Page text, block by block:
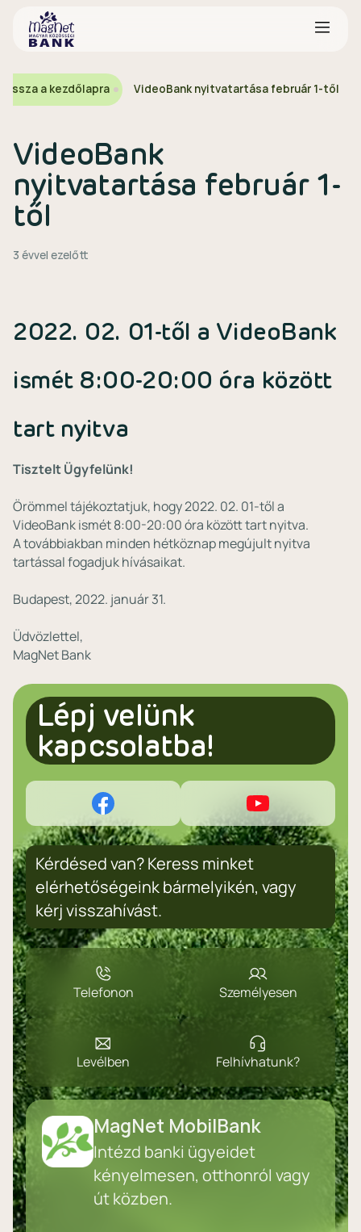
Vissza a kezdőlapra VideoBank nyitvatartása február 1-től
VideoBank
nyitvatartása február 1-
től
3 évvel ezelőtt
2022. 02. 01-től a VideoBank
ismét 8:00-20:00 óra között
tart nyitva
Tisztelt Ügyfelünk!
Örömmel tájékoztatjuk, hogy 2022. 02. 01-től a
VideoBank ismét 8:00-20:00 óra között tart nyitva.
A továbbiakban minden hétköznap megújult nyitva
tartással fogadjuk hívásaikat.
Budapest, 2022. január 31.
Üdvözlettel,
MagNet Bank
Lépj velünk
kapcsolatba!
Kérdésed van? Keress minket
elérhetőségeink bármelyikén, vagy
kérj visszahívást.
Telefonon Személyesen
Levélben Felhívhatunk?
MagNet MobilBank
Intézd banki ügyeidet
kényelmesen, otthonról vagy
út közben.